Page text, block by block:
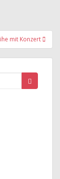
mit Konzert